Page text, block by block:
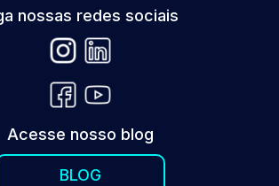
nossas redes sociais
Acesse nosso blog
BLOG